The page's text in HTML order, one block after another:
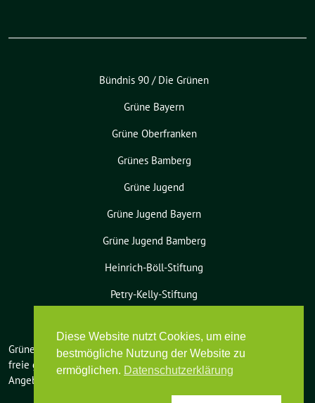
Bündnis 90 / Die Grünen
Grüne Bayern
Grüne Oberfranken
Grünes Bamberg
Grüne Jugend
Grüne Jugend Bayern
Grüne Jugend Bamberg
Heinrich-Böll-Stiftung
Petry-Kelly-Stiftung
Grüne Bamberg-Land benutzt das
freie grüne Themesunflower‐ ein
Angebot der
verdigado eG.
Diese Website nutzt Cookies, um eine
bestmögliche Nutzung der Website zu
ermöglichen. Datenschutzerklärung